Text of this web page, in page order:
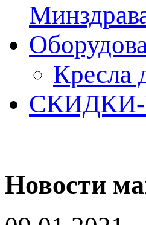
Кресла
Новости